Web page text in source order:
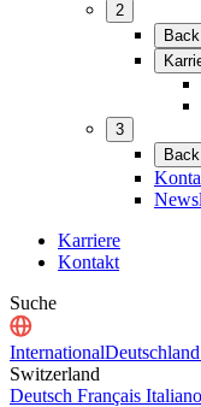
2
(Menü
erweitern)
Back
3
(Menü
erweitern)
Back
Karriere
Kontakt
Suche
InternationalDeutschland
Switzerland
Deutsch Français Italiano